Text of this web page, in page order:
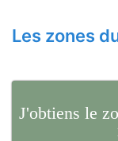
Les zones
J'obtiens le